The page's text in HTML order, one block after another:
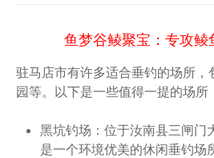
鱼梦谷鲮聚宝：专攻鲮
驻马店市有许多适合垂钓的场所，
园等。以下是一些值得一提的场所
黑坑钓场：位于汝南县三闸门
是一个环境优美的休闲垂钓场